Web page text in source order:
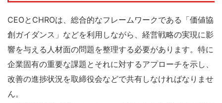
CEOとCHROは、総合的なフレームワークである「価値協
創ガイダンス」などを利用しながら、経営戦略の実現に影
響を与える人材面の問題を整理する必要があります。特に
企業固有の重要な課題とそれに対するアプローチを示し、
改善の進捗状況を取締役会などで共有しなければなりませ
ん。